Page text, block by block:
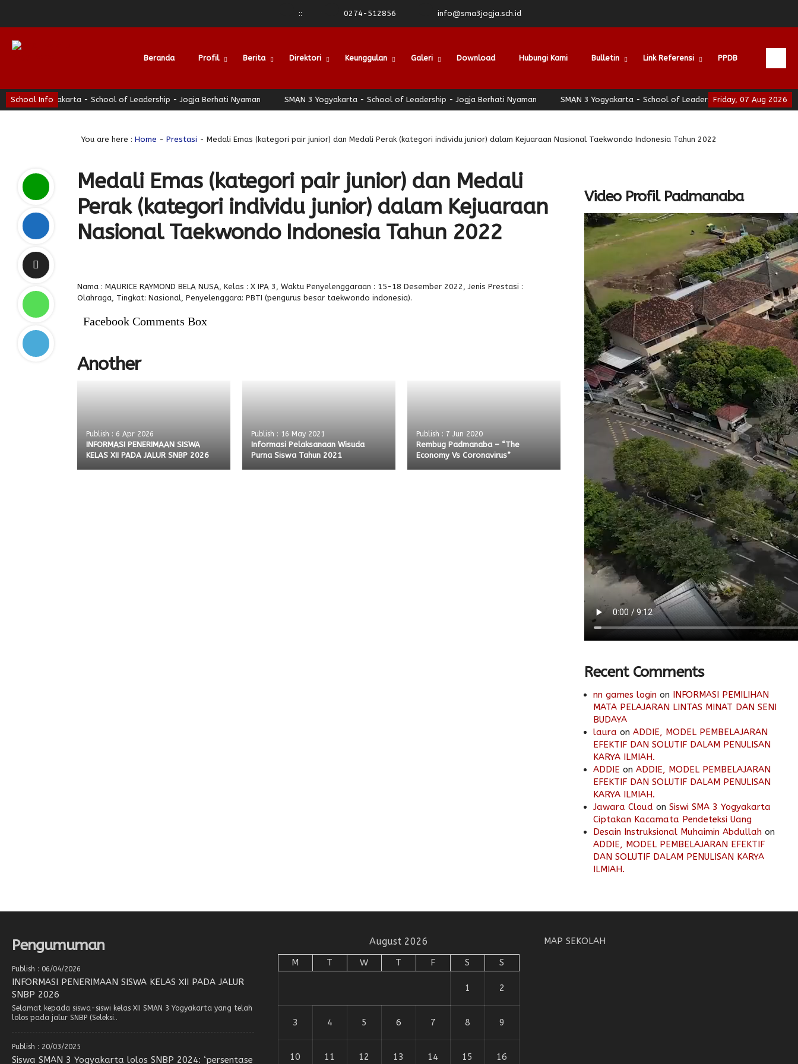
:: 0274-512856 info@sma3jogja.sch.id
Beranda Profil Berita Direktori Keunggulan Galeri Download Hubungi Kami Bulletin Link Referensi PPDB
School Info Friday, 07 Aug 2026
3 Yogyakarta - School of Leadership - Jogja Berhati Nyaman SMAN 3 Yogyakarta - School of Leadership - Jogja Berhati Nyaman SMAN 3 Yogyakarta - School of Leadership - Jogja Berhati Nyaman
You are here : Home - Prestasi - Medali Emas (kategori pair junior) dan Medali Perak (kategori individu junior) dalam Kejuaraan Nasional Taekwondo Indonesia Tahun 2022
Medali Emas (kategori pair junior) dan Medali
Perak (kategori individu junior) dalam Kejuaraan
Nasional Taekwondo Indonesia Tahun 2022
Nama : MAURICE RAYMOND BELA NUSA, Kelas : X IPA 3, Waktu Penyelenggaraan : 15-18 Desember 2022, Jenis Prestasi :
Olahraga, Tingkat: Nasional, Penyelenggara: PBTI (pengurus besar taekwondo indonesia).
Facebook Comments Box
Another
Publish : 6 Apr 2026
INFORMASI PENERIMAAN SISWA
KELAS XII PADA JALUR SNBP 2026
Publish : 16 May 2021
Informasi Pelaksanaan Wisuda
Purna Siswa Tahun 2021
Publish : 7 Jun 2020
Rembug Padmanaba – “The
Economy Vs Coronavirus”
Video Profil Padmanaba
Recent Comments
nn games login on INFORMASI PEMILIHAN
MATA PELAJARAN LINTAS MINAT DAN SENI
BUDAYA
laura on ADDIE, MODEL PEMBELAJARAN
EFEKTIF DAN SOLUTIF DALAM PENULISAN
KARYA ILMIAH.
ADDIE on ADDIE, MODEL PEMBELAJARAN
EFEKTIF DAN SOLUTIF DALAM PENULISAN
KARYA ILMIAH.
Jawara Cloud on Siswi SMA 3 Yogyakarta
Ciptakan Kacamata Pendeteksi Uang
Desain Instruksional Muhaimin Abdullah on
ADDIE, MODEL PEMBELAJARAN EFEKTIF
DAN SOLUTIF DALAM PENULISAN KARYA
ILMIAH.
Pengumuman
Publish : 06/04/2026
INFORMASI PENERIMAAN SISWA KELAS XII PADA JALUR
SNBP 2026
Selamat kepada siswa-siswi kelas XII SMAN 3 Yogyakarta yang telah
lolos pada jalur SNBP (Seleksi..
Publish : 20/03/2025
Siswa SMAN 3 Yogyakarta lolos SNBP 2024: ‘persentase
August 2026
M T W T F S S
1 2
3 4 5 6 7 8 9
10 11 12 13 14 15 16
MAP SEKOLAH